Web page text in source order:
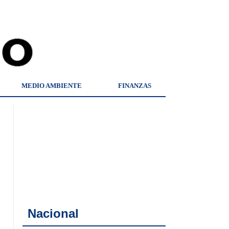
MEDIO AMBIENTE FINANZAS
Nacional